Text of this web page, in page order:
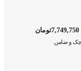
7,749,750تومان